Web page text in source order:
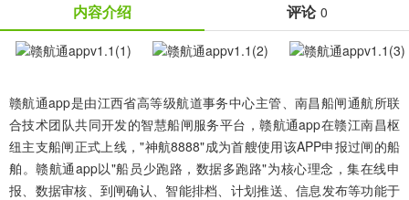
内容介绍 评论 0
赣航通app是由江西省高等级航道事务中心主管、南昌船闸通航所联
合技术团队共同开发的智慧船闸服务平台，赣航通app在赣江南昌枢
纽主支船闸正式上线，"神航8888"成为首艘使用该APP申报过闸的船
舶。赣航通app以"船员少跑路，数据多跑路"为核心理念，集在线申
报、数据审核、到闸确认、智能排档、计划推送、信息发布等功能于